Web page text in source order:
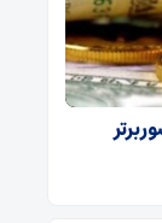
بر سر بیت‌کوین/ ۱۰ کشور برتر